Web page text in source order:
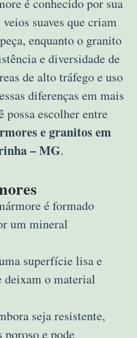
suaves que criam
enquanto o granito
e diversidade de
de alto tráfego e uso
diferenças em mais
possa escolher entre
e granitos em
– MG.
é formado
um mineral
superfície lisa e
deixam o material
seja resistente,
e pode